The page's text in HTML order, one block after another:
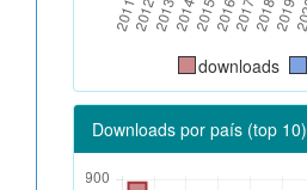
downloads
Downloads por país (top 10)